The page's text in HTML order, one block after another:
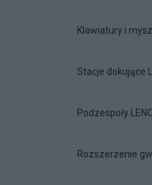
Klawiatury i
Stacje dokujące
Podzespoły
Rozszerzenie